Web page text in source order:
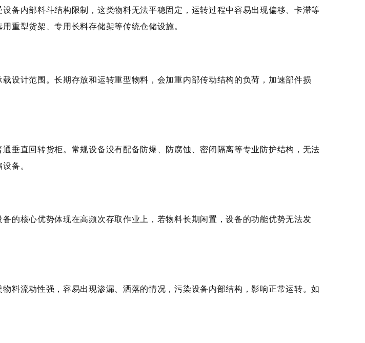
内部料斗结构限制，这类物料无法平稳固定，运转过程中容易出现偏移、卡滞等
重型货架、专用长料存储架等传统仓储设施。
计范围。长期存放和运转重型物料，会加重内部传动结构的负荷，加速部件损
直回转货柜。常规设备没有配备防爆、防腐蚀、密闭隔离等专业防护结构，无法
备。
核心优势体现在高频次存取作业上，若物料长期闲置，设备的功能优势无法发
流动性强，容易出现渗漏、洒落的情况，污染设备内部结构，影响正常运转。如